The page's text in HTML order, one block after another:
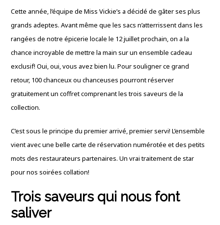
Cette année, l’équipe de Miss Vickie’s a décidé de gâter ses plus
grands adeptes. Avant même que les sacs n’atterrissent dans les
rangées de notre épicerie locale le 12 juillet prochain, on a la
chance incroyable de mettre la main sur un ensemble cadeau
exclusif! Oui, oui, vous avez bien lu. Pour souligner ce grand
retour, 100 chanceux ou chanceuses pourront réserver
gratuitement un coffret comprenant les trois saveurs de la
collection.
C’est sous le principe du premier arrivé, premier servi! L’ensemble
vient avec une belle carte de réservation numérotée et des petits
mots des restaurateurs partenaires. Un vrai traitement de star
pour nos soirées collation!
Trois saveurs qui nous font
saliver